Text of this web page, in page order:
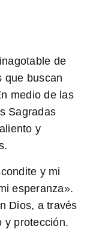
de
que buscan
medio de las
Sagradas
y
y mi
esperanza».
Dios, a través
y protección.